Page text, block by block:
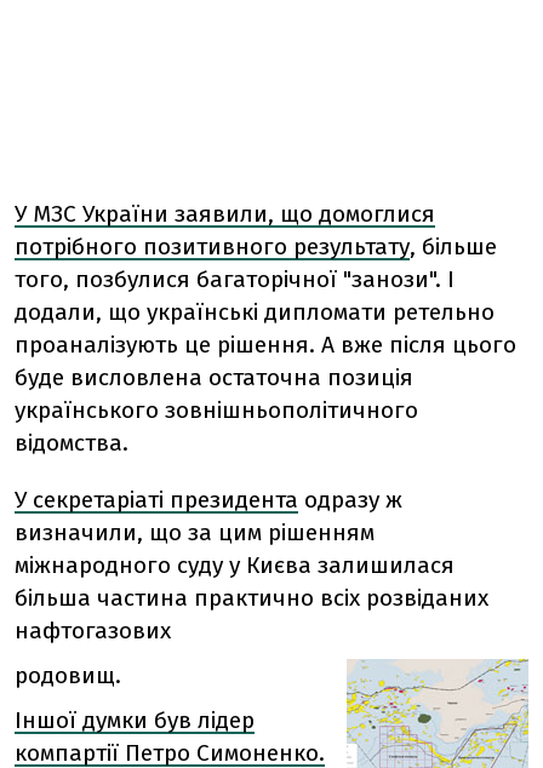
У МЗС України заявили, що домоглися
потрібного позитивного результату, більше
того, позбулися багаторічної "занози". І
додали, що українські дипломати ретельно
проаналізують це рішення. А вже після цього
буде висловлена остаточна позиція
українського зовнішньополітичного
відомства.
У секретаріаті президента одразу ж
визначили, що за цим рішенням
міжнародного суду у Києва залишилася
більша частина практично всіх розвіданих
нафтогазових
родовищ.
Іншої думки був лідер
компартії Петро Симоненко.